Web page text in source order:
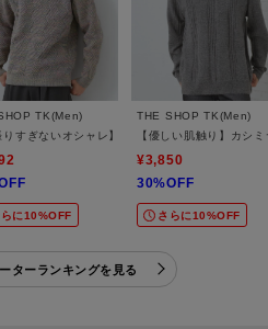
触冷感
TK(Men)
りすぎないオシャレ】ミックスヤーンニット 洗
らに10%OFF
THE SHOP TK(Men)
【優しい肌触り】カシ
¥3,850
30%OFF
さらに10%OFF
ターランキングを見る